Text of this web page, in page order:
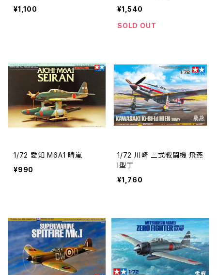
¥1,100
¥1,540
SOLD OUT
1/72 愛知 M6A1 晴嵐
¥990
1/72 川崎 三式戦闘機 飛燕
I型丁
¥1,760